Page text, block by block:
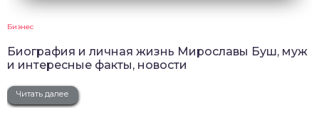
Бизнес
Биография и личная жизнь Мирославы Буш, муж
и интересные факты, новости
Читать далее